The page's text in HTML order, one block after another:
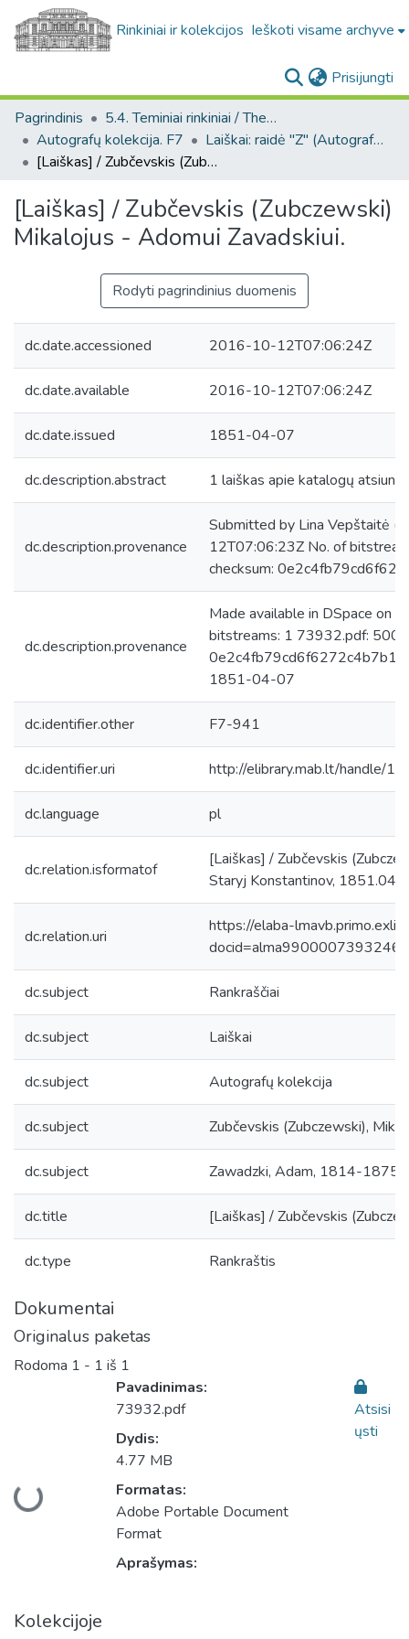
Rinkiniai ir kolekcijos Ieškoti visame archyve
Prisijungti
Pagrindinis
5.4. Teminiai rinkiniai / Thematic collections
Autografų kolekcija. F7
Laiškai: raidė "Z" (Autografų kolekcija. F7)
[Laiškas] / Zubčevskis (Zubczewski) Mikalojus - Adomui Zavadskiui.
[Laiškas] / Zubčevskis (Zubczewski)
Mikalojus - Adomui Zavadskiui.
Rodyti pagrindinius duomenis
dc.date.accessioned 2016-10-12T07:06:24Z
dc.date.available 2016-10-12T07:06:24Z
dc.date.issued 1851-04-07
dc.description.abstract 1 laiškas apie katalogų
dc.description.provenance
Submitted by Lina Vepštaitė
12T07:06:23Z No. of
checksum:
dc.description.provenance
Made available in DSpace on
bitstreams: 1 73932.pdf:
1851-04-07
dc.identifier.other F7-941
dc.identifier.uri http://elibrary.mab.lt/handle/1/
dc.language pl
dc.relation.isformatof
[Laiškas] / Zubčevskis
Staryj Konstantinov,
dc.relation.uri
https://elaba-
dc.subject Rankraščiai
dc.subject Laiškai
dc.subject Autografų kolekcija
dc.subject Zubčevskis (Zubczewski),
dc.subject Zawadzki, Adam, 1814-1875
dc.title [Laiškas] / Zubčevskis
dc.type Rankraštis
Dokumentai
Originalus paketas
Rodoma 1 - 1 iš 1
Įkeliama...
Pavadinimas:
73932.pdf
Dydis:
4.77 MB
Formatas:
Adobe Portable Document
Format
Aprašymas:
Atsisi
ųsti
Kolekcijoje